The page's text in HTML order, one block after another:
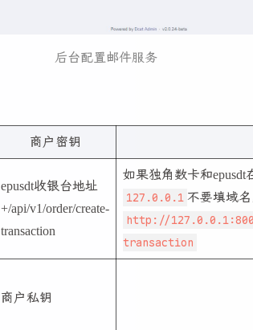
后台配置邮件服务
商户密钥
epusdt收银台地址
+/api/v1/order/create-
transaction
如果独角数卡和epusdt
127.0.0.1 不要填域
http://
transaction
商户私钥